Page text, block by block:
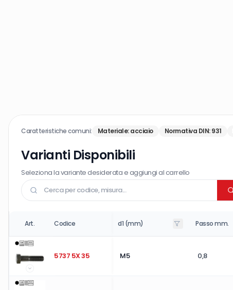
Caratteristiche comuni: Materiale:acciaio Normativa DIN:931
Varianti Disponibili
Seleziona la variante desiderata e aggiungi al carrello
Art. Codice d1 (mm) Passo mm.
5737 5X 35 M5 0,8